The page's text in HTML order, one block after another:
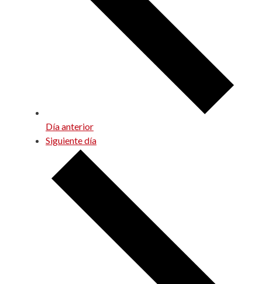
Día anterior
Siguiente día